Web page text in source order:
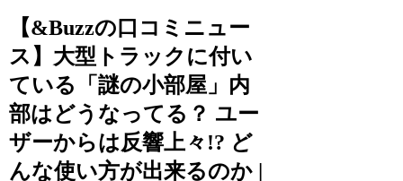
【&Buzzの口コミニュー
ス】大型トラックに付い
ている「謎の小部屋」内
部はどうなってる？ ユー
ザーからは反響上々!? ど
んな使い方が出来るのか |